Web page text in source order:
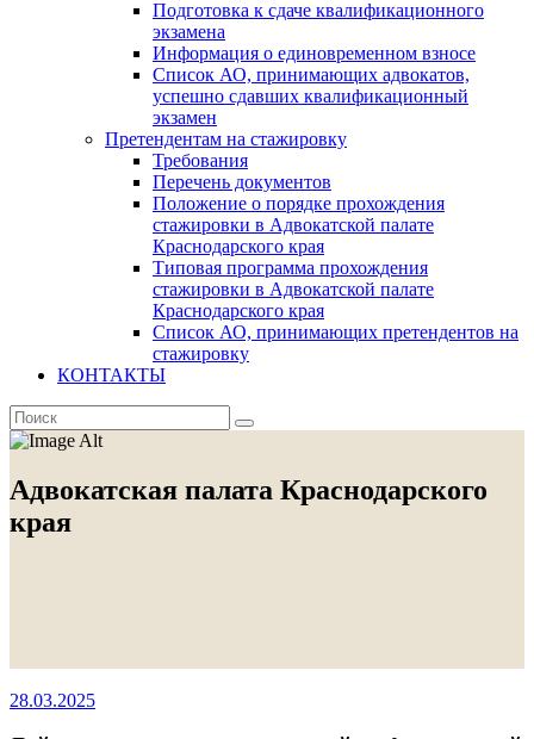
Подготовка к сдаче квалификационного
экзамена
Информация о единовременном взносе
Список АО, принимающих адвокатов,
успешно сдавших квалификационный
экзамен
Претендентам на стажировку
Требования
Перечень документов
Положение о порядке прохождения
стажировки в Адвокатской палате
Краснодарского края
Типовая программа прохождения
стажировки в Адвокатской палате
Краснодарского края
Список АО, принимающих претендентов на
стажировку
КОНТАКТЫ
Адвокатская палата Краснодарского
края
28.03.2025